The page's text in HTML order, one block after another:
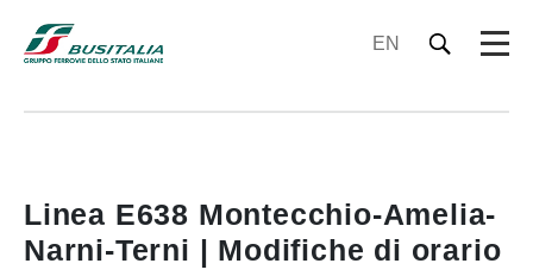
EN
Linea E638 Montecchio-Amelia-
Narni-Terni | Modifiche di orario